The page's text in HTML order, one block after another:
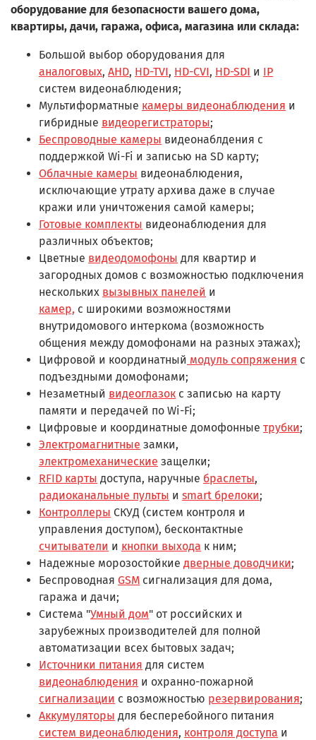
оборудование для безопасности вашего дома,
квартиры, дачи, гаража, офиса, магазина или склада:
Большой выбор оборудования для
аналоговых, AHD, HD-TVI, HD-CVI, HD-SDI и IP
систем видеонаблюдения;
Мультиформатные камеры видеонаблюдения и
гибридные видеорегистраторы;
Беспроводные камеры видеонаблдения с
поддержкой Wi-Fi и записью на SD карту;
Облачные камеры видеонаблюдения,
исключающие утрату архива даже в случае
кражи или уничтожения самой камеры;
Готовые комплекты видеонаблюдения для
различных объектов;
Цветные видеодомофоны для квартир и
загородных домов с возможностью подключения
нескольких вызывных панелей и
камер, с широкими возможностями
внутридомового интеркома (возможность
общения между домофонами на разных этажах);
Цифровой и координатный модуль сопряжения с
подъездными домофонами;
Незаметный видеоглазок с записью на карту
памяти и передачей по Wi-Fi;
Цифровые и координатные домофонные трубки;
Электромагнитные замки,
электромеханические защелки;
RFID карты доступа, наручные браслеты,
радиоканальные пульты и smart брелоки;
Контроллеры СКУД (систем контроля и
управления доступом), бесконтактные
считыватели и кнопки выхода к ним;
Надежные морозостойкие дверные доводчики;
Беспроводная GSM сигнализация для дома,
гаража и дачи;
Система "Умный дом" от российских и
зарубежных производителей для полной
автоматизации всех бытовых задач;
Источники питания для систем
видеонаблюдения и охранно-пожарной
сигнализации с возможностью резервирования;
Аккумуляторы для бесперебойного питания
систем видеонаблюдения, контроля доступа и